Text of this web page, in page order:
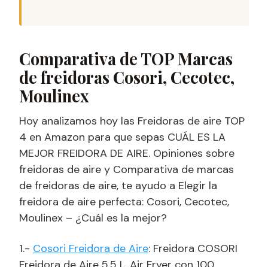
Comparativa de TOP Marcas
de freidoras Cosori, Cecotec,
Moulinex
Hoy analizamos hoy las Freidoras de aire TOP
4 en Amazon para que sepas CUÁL ES LA
MEJOR FREIDORA DE AIRE. Opiniones sobre
freidoras de aire y Comparativa de marcas
de freidoras de aire, te ayudo a Elegir la
freidora de aire perfecta: Cosori, Cecotec,
Moulinex – ¿Cuál es la mejor?
1.- Cosori Freidora de Aire: Freidora COSORI